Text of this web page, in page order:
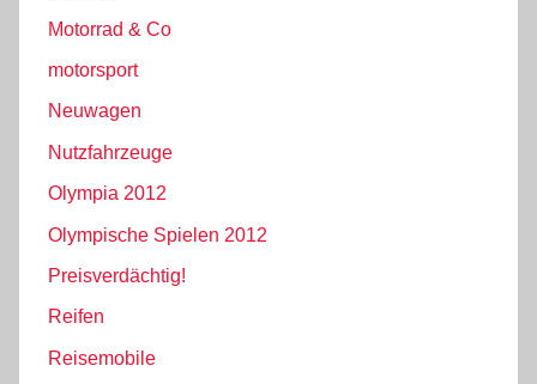
Motorrad & Co
motorsport
Neuwagen
Nutzfahrzeuge
Olympia 2012
Olympische Spielen 2012
Preisverdächtig!
Reifen
Reisemobile